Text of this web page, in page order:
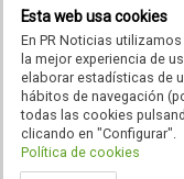
superado sus
aquellos que han
suficiente de los
debajo de sus
Esta web usa cookies
En PR Noticias
la mejor experiencia de
elaborar estadísticas de
hábitos de navegación
todas las cookies
clicando en "Configurar".
Política de cookies